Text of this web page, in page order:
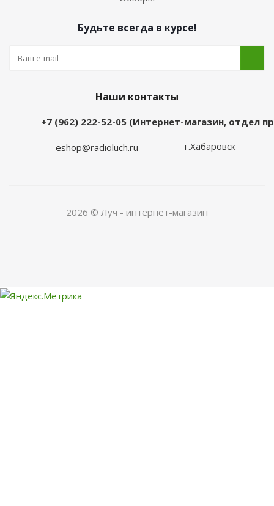
Будьте всегда в курсе!
Наши контакты
+7 (962) 222-52-05 (Интернет-магазин, отдел
eshop@radioluch.ru г.Хабаровск
2026 © Луч - интернет-магазин